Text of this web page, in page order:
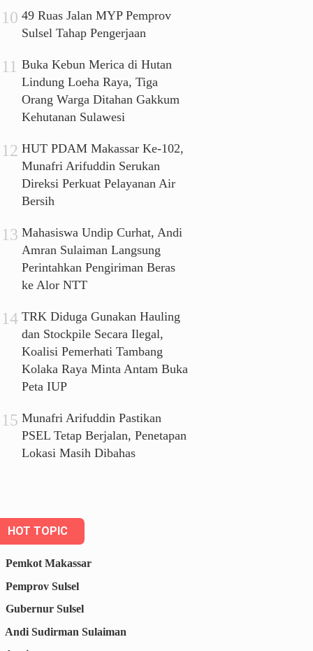
49 Ruas Jalan MYP Pemprov
Sulsel Tahap Pengerjaan
Buka Kebun Merica di Hutan
Lindung Loeha Raya, Tiga
Orang Warga Ditahan Gakkum
Kehutanan Sulawesi
HUT PDAM Makassar Ke-102,
Munafri Arifuddin Serukan
Direksi Perkuat Pelayanan Air
Bersih
Mahasiswa Undip Curhat, Andi
Amran Sulaiman Langsung
Perintahkan Pengiriman Beras
ke Alor NTT
TRK Diduga Gunakan Hauling
dan Stockpile Secara Ilegal,
Koalisi Pemerhati Tambang
Kolaka Raya Minta Antam Buka
Peta IUP
Munafri Arifuddin Pastikan
PSEL Tetap Berjalan, Penetapan
Lokasi Masih Dibahas
HOT TOPIC
Pemkot Makassar
Pemprov Sulsel
Gubernur Sulsel
Andi Sudirman Sulaiman